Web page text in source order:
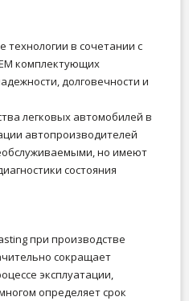
технологии в сочетании с
комплектующих
долговечности и
легковых автомобилей в
автопроизводителей
но имеют
состояния
при производстве
сокращает
эксплуатации,
определяет срок